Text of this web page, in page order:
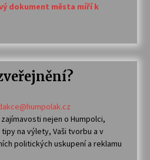
dokument města míří k
nejen o Humpolci,
na výlety, Vaši tvorbu a v
politických uskupení a reklamu